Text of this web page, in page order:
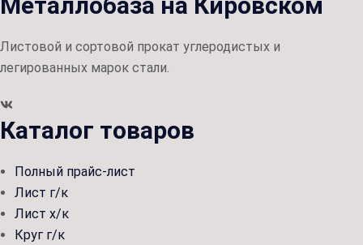
Листовой и сортовой прокат углеродистых и
легированных марок стали.
Каталог товаров
Полный прайс-лист
Лист г/к
Лист х/к
Круг г/к